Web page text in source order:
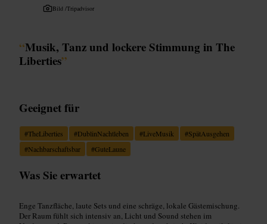
Bild /Tripadvisor
“Musik, Tanz und lockere Stimmung in The
Liberties”
Geeignet für
#TheLiberties #DublinNachtleben #LiveMusik #SpätAusgehen
#Nachbarschaftsbar #GuteLaune
Was Sie erwartet
Enge Tanzfläche, laute Sets und eine schräge, lokale Gästemischung.
Der Raum fühlt sich intensiv an, Licht und Sound stehen im